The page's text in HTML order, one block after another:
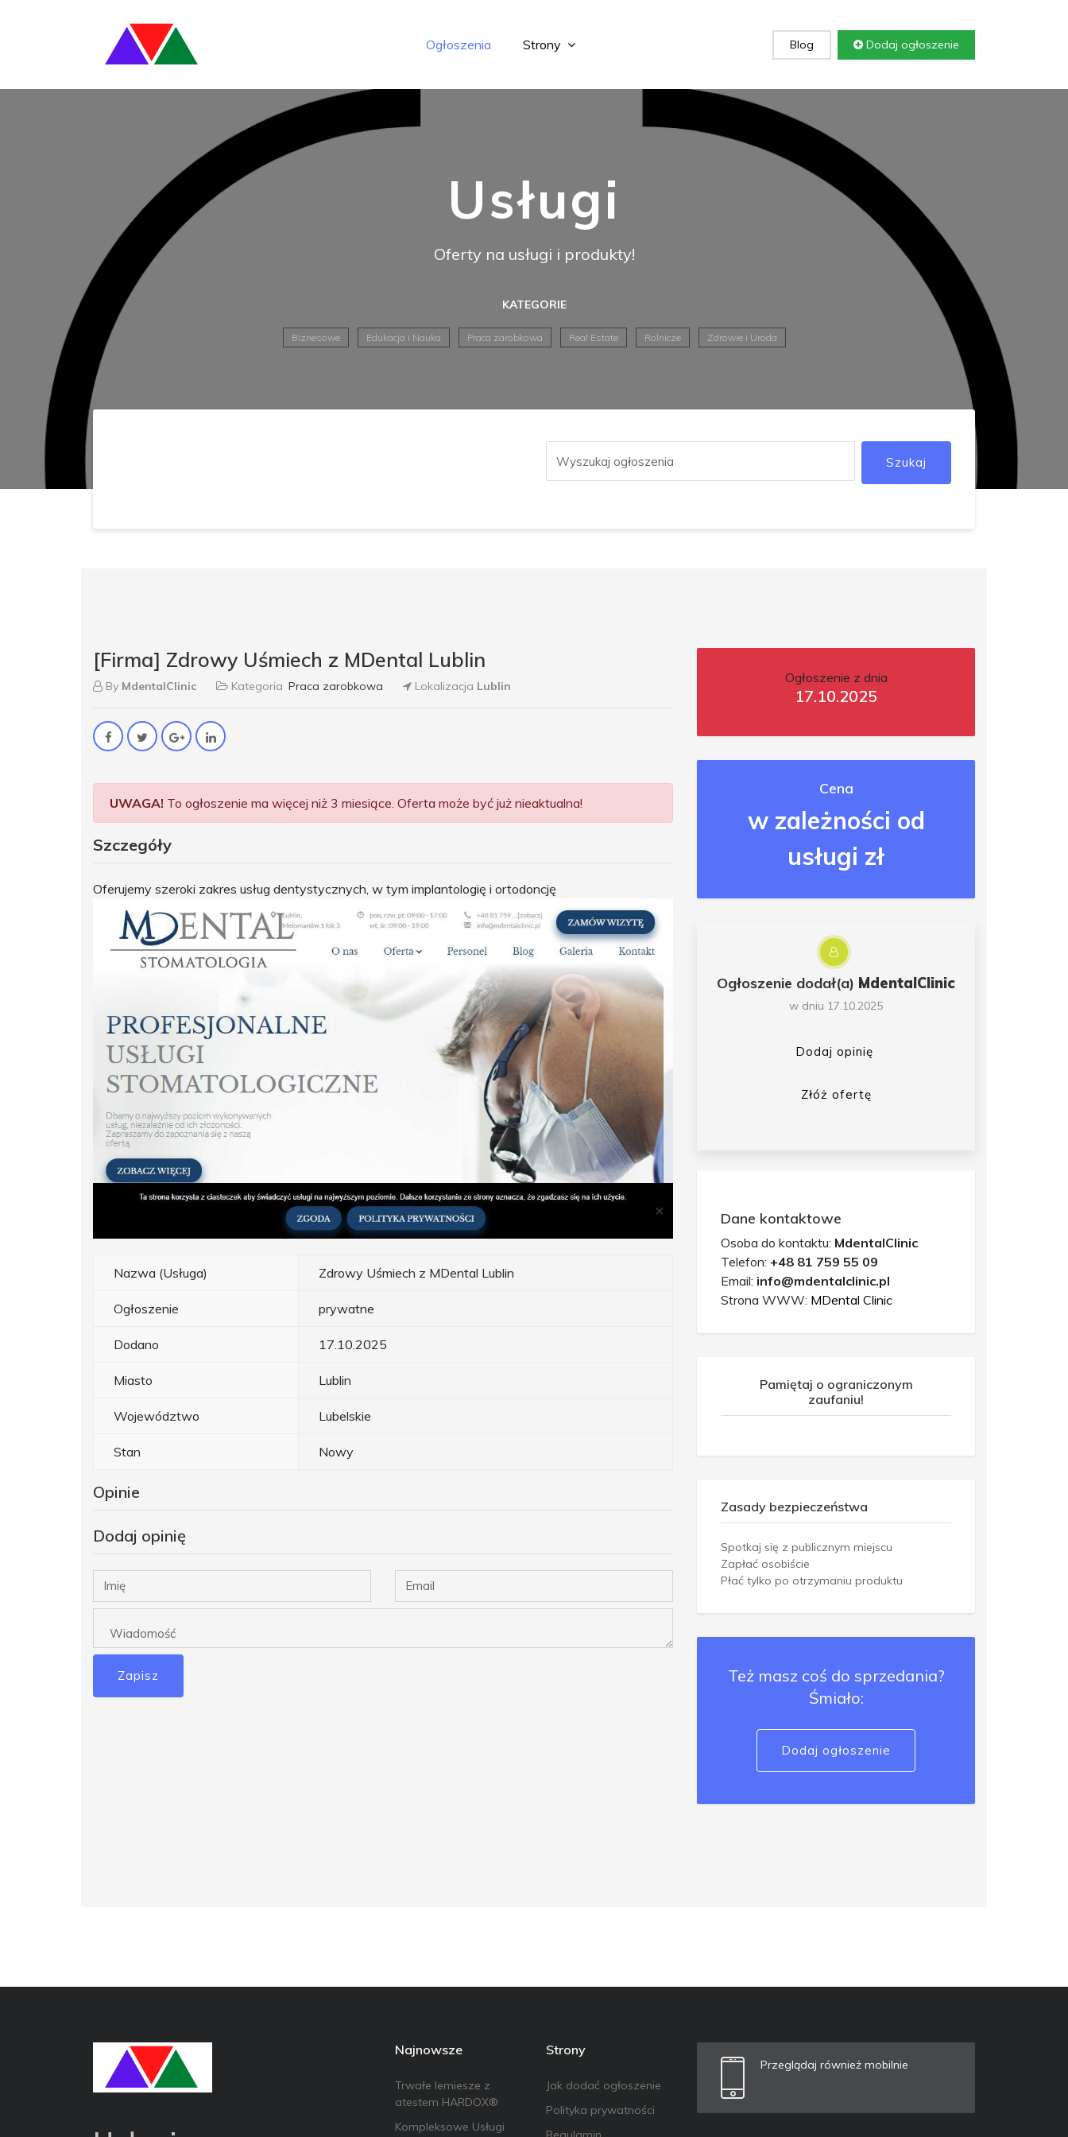
Ogłoszenia Strony Blog Dodaj ogłoszenie
Usługi
Oferty na usługi i produkty!
KATEGORIE
Biznesowe Edukacja i Nauka Praca zarobkowa Real Estate Rolnicze Zdrowie i Uroda
Szukaj
[Firma] Zdrowy Uśmiech z MDental Lublin
By MdentalClinic Kategoria Praca zarobkowa Lokalizacja Lublin
UWAGA! To ogłoszenie ma więcej niż 3 miesiące. Oferta może być już nieaktualna!
Szczegóły
Oferujemy szeroki zakres usług dentystycznych, w tym implantologię i ortodoncję
Nazwa (Usługa) Zdrowy Uśmiech z MDental Lublin
Ogłoszenie prywatne
Dodano 17.10.2025
Miasto Lublin
Województwo Lubelskie
Stan Nowy
Opinie
Dodaj opinię
Zapisz
Ogłoszenie z dnia
17.10.2025
Cena
w zależności od
usługi zł
Ogłoszenie dodał(a) MdentalClinic
w dniu 17.10.2025
Dodaj opinię
Złóż ofertę
Dane kontaktowe
Osoba do kontaktu: MdentalClinic
Telefon: +48 81 759 55 09
Email: info@mdentalclinic.pl
Strona WWW: MDental Clinic
Pamiętaj o ograniczonym
zaufaniu!
Zasady bezpieczeństwa
Spotkaj się z publicznym miejscu
Zapłać osobiście
Płać tylko po otrzymaniu produktu
Też masz coś do sprzedania?
Śmiało:
Dodaj ogłoszenie
Najnowsze
Trwałe lemiesze z
atestem HARDOX®
Kompleksowe Usługi
Strony
Jak dodać ogłoszenie
Polityka prywatności
Przeglądaj również mobilnie